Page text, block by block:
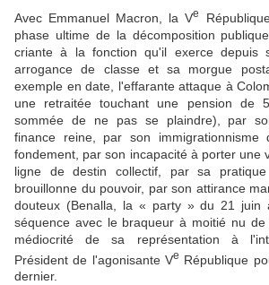
Avec Emmanuel Macron, la Ve
phase ultime de la décomposition
criante à la fonction qu'il exerce depuis
arrogance de classe et sa morgue
exemple en date, l'effarante attaque à
une retraitée touchant une pension de
sommée de ne pas se plaindre), par
finance reine, par son
fondement, par son incapacité à porter une
ligne de destin collectif, par sa
brouillonne du pouvoir, par son attirance
douteux (Benalla, la « party » du 21 juin
séquence avec le braqueur à moitié nu
médiocrité de sa représentation à
Président de l'agonisante Ve République
dernier.